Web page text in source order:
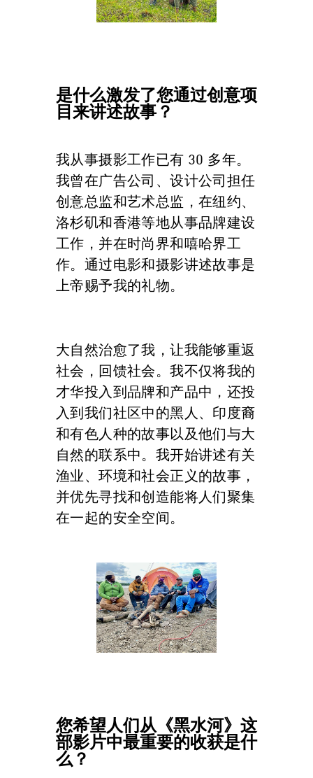
是什么激发了您通过创意项
目来讲述故事？
我从事摄影工作已有 30 多年。
我曾在广告公司、设计公司担任
创意总监和艺术总监，在纽约、
洛杉矶和香港等地从事品牌建设
工作，并在时尚界和嘻哈界工
作。通过电影和摄影讲述故事是
上帝赐予我的礼物。
大自然治愈了我，让我能够重返
社会，回馈社会。我不仅将我的
才华投入到品牌和产品中，还投
入到我们社区中的黑人、印度裔
和有色人种的故事以及他们与大
自然的联系中。我开始讲述有关
渔业、环境和社会正义的故事，
并优先寻找和创造能将人们聚集
在一起的安全空间。
您希望人们从《黑水河》这
部影片中最重要的收获是什
么？